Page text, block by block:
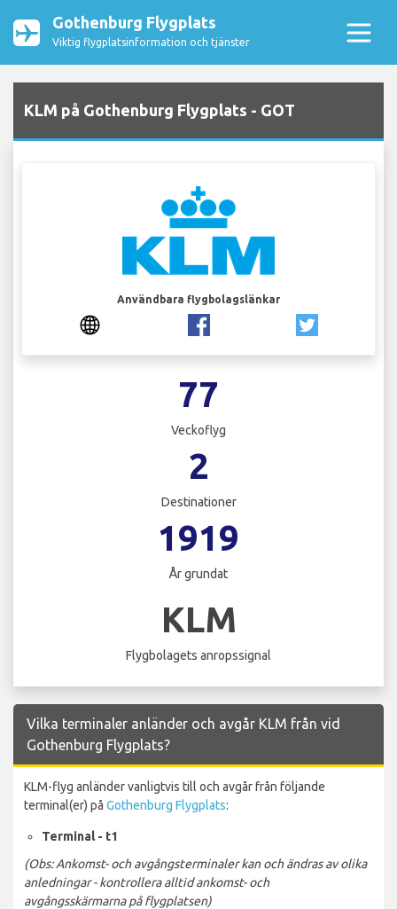
Gothenburg Flygplats
Viktig flygplatsinformation och tjänster
KLM på Gothenburg Flygplats - GOT
Användbara flygbolagslänkar
77
Veckoflyg
2
Destinationer
1919
År grundat
KLM
Flygbolagets anropssignal
Vilka terminaler anländer och avgår KLM från vid
Gothenburg Flygplats?
KLM-flyg anländer vanligtvis till och avgår från följande
terminal(er) på Gothenburg Flygplats:
Terminal - t1
(Obs: Ankomst- och avgångsterminaler kan och ändras av olika
anledningar - kontrollera alltid ankomst- och
avgångsskärmarna på flygplatsen)